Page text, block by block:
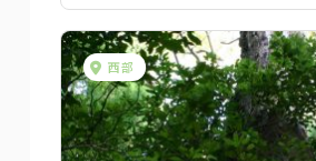
西部